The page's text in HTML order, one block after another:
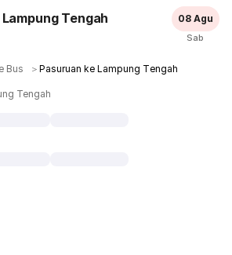
Lampung Tengah 08 Agu
Sab
Bus ＞Pasuruan ke Lampung Tengah
Tengah